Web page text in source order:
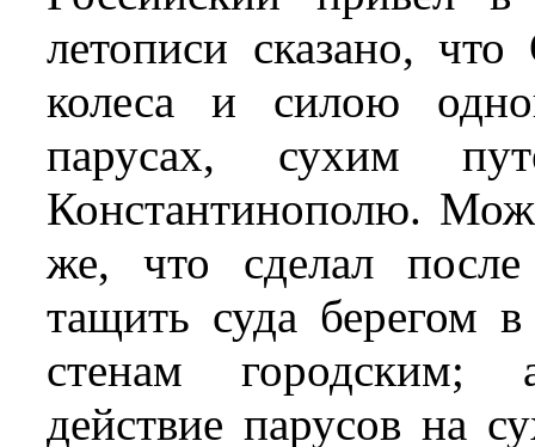
летописи сказано,
колеса и силою
парусах, сухим
Константинополю.
же, что сделал
тащить суда берегом
стенам городским;
действие парусов на